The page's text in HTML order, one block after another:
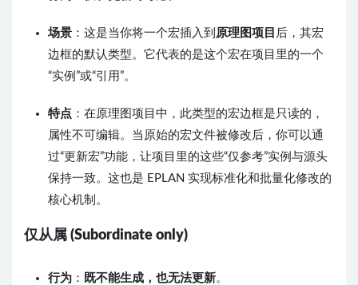
场景 ：这是当你将一个宏插入到 原理图项目 后，其宏
边框的默认类型。它代表的是这个宏在项目里的一个
“实例”或“引用”。
特点 ：在原理图项目中，此类型的宏边框是只读的，
属性不可编辑。当原始的宏文件被修改后，你可以通
过“更新宏”功能，让项目里的这些“仅参考”实例与源头
保持一致。这也是 EPLAN 实现标准化和批量化修改的
核心机制。
仅从属 (Subordinate only)
行为 ： 既不能生成，也无法更新。